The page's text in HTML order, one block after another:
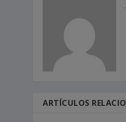
ARTÍCULOS